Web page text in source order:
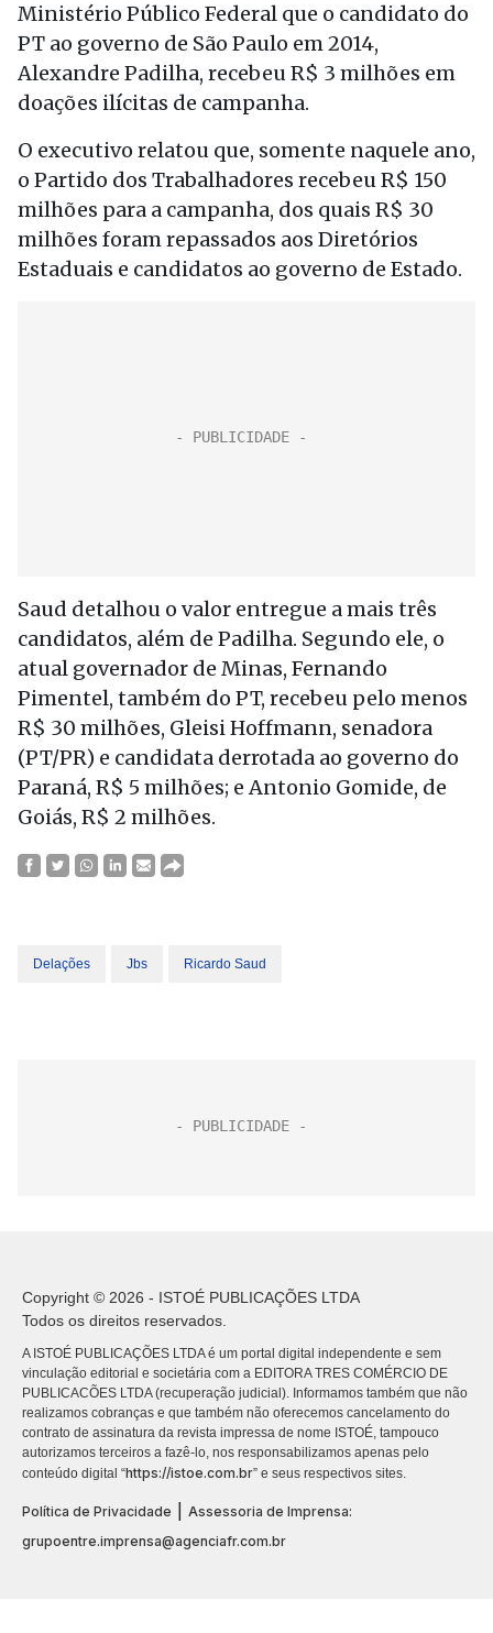
Ministério Público Federal que o candidato do
PT ao governo de São Paulo em 2014,
Alexandre Padilha, recebeu R$ 3 milhões em
doações ilícitas de campanha.
O executivo relatou que, somente naquele ano,
o Partido dos Trabalhadores recebeu R$ 150
milhões para a campanha, dos quais R$ 30
milhões foram repassados aos Diretórios
Estaduais e candidatos ao governo de Estado.
Saud detalhou o valor entregue a mais três
candidatos, além de Padilha. Segundo ele, o
atual governador de Minas, Fernando
Pimentel, também do PT, recebeu pelo menos
R$ 30 milhões, Gleisi Hoffmann, senadora
(PT/PR) e candidata derrotada ao governo do
Paraná, R$ 5 milhões; e Antonio Gomide, de
Goiás, R$ 2 milhões.
Delações Jbs Ricardo Saud
Copyright © 2026 - ISTOÉ PUBLICAÇÕES LTDA
Todos os direitos reservados.
A ISTOÉ PUBLICAÇÕES LTDA é um portal digital independente e sem
vinculação editorial e societária com a EDITORA TRES COMÉRCIO DE
PUBLICACÕES LTDA (recuperação judicial). Informamos também que não
realizamos cobranças e que também não oferecemos cancelamento do
contrato de assinatura da revista impressa de nome ISTOÉ, tampouco
autorizamos terceiros a fazê-lo, nos responsabilizamos apenas pelo
conteúdo digital “https://istoe.com.br” e seus respectivos sites.
Política de Privacidade
Assessoria de Imprensa:
grupoentre.imprensa@agenciafr.com.br